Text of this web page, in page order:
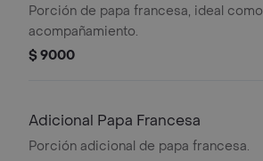
Porción de papa francesa, ideal como
acompañamiento.
$ 9000
Adicional Papa Francesa
Porción adicional de papa francesa.